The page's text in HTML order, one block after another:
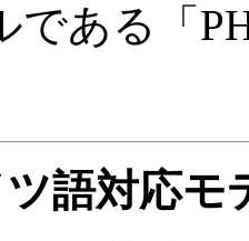
である「
語対応モ